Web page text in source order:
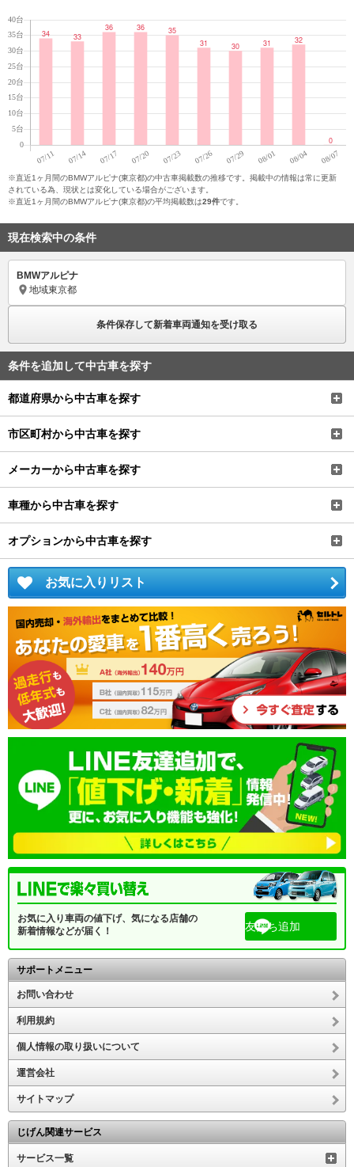
※直近1ヶ月間のBMWアルピナ(東京都)の中古車掲載数の推移です。掲載中の情報は常に更新
されている為、現状とは変化している場合がございます。
※直近1ヶ月間のBMWアルピナ(東京都)の平均掲載数は29件です。
現在検索中の条件
BMWアルピナ
地域東京都
条件保存して新着車両通知を受け取る
条件を追加して中古車を探す
都道府県から中古車を探す
市区町村から中古車を探す
メーカーから中古車を探す
車種から中古車を探す
オプションから中古車を探す
お気に入りリスト
お気に入り車両の値下げ、気になる店舗の
新着情報などが届く！
友だち追加
サポートメニュー
お問い合わせ
利用規約
個人情報の取り扱いについて
運営会社
サイトマップ
じげん関連サービス
サービス一覧